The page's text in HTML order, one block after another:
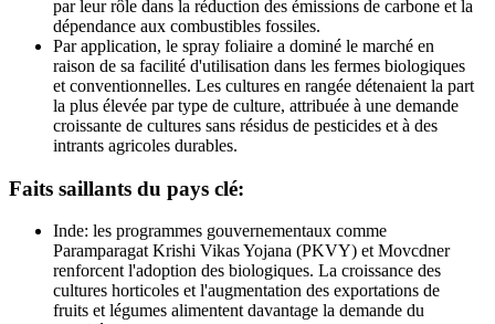
par leur rôle dans la réduction des émissions de carbone et la
dépendance aux combustibles fossiles.
Par application, le spray foliaire a dominé le marché en
raison de sa facilité d'utilisation dans les fermes biologiques
et conventionnelles. Les cultures en rangée détenaient la part
la plus élevée par type de culture, attribuée à une demande
croissante de cultures sans résidus de pesticides et à des
intrants agricoles durables.
Faits saillants du pays clé:
Inde: les programmes gouvernementaux comme
Paramparagat Krishi Vikas Yojana (PKVY) et Movcdner
renforcent l'adoption des biologiques. La croissance des
cultures horticoles et l'augmentation des exportations de
fruits et légumes alimentent davantage la demande du